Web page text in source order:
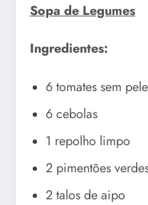
Sopa de Legumes
Ingredientes:
6 tomates sem pele
6 cebolas
1 repolho limpo
2 pimentões
2 talos de aipo